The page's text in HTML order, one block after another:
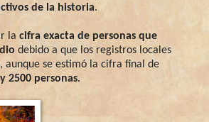
de la historia.
la cifra exacta de personas que
debido a que los registros locales
aunque se estimó la cifra final de
2500 personas.